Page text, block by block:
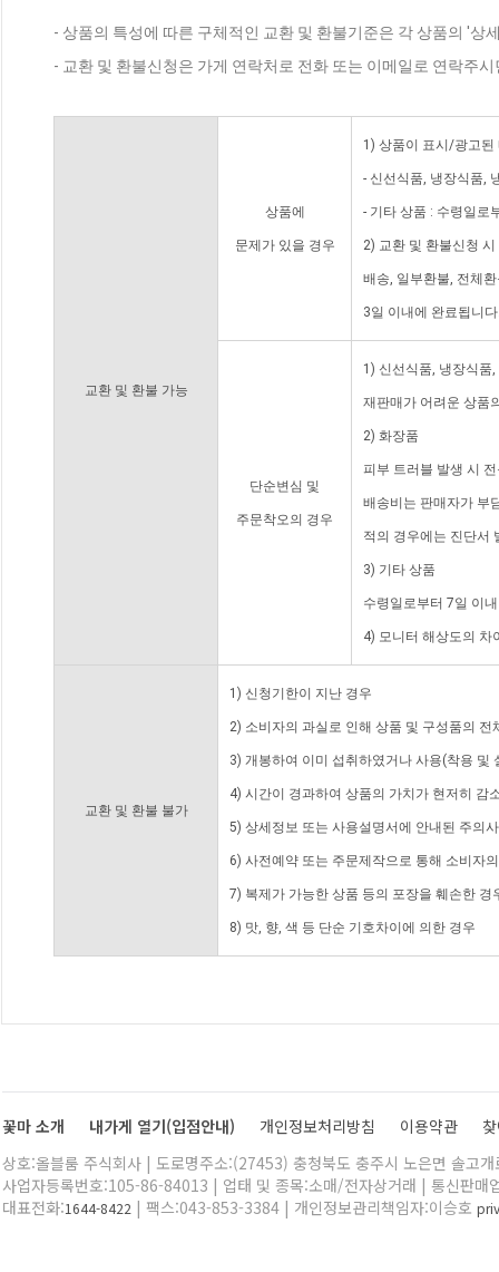
- 상품의 특성에 따른 구체적인 교환 및 환불기준은 각 상품의 '상
- 교환 및 환불신청은 가게 연락처로 전화 또는 이메일로 연락주
교환 및 환불 가능
상품에
문제가 있을 경우
1) 상품이 표시/광고된
- 신선식품, 냉장식품,
- 기타 상품 : 수령일로
2) 교환 및 환불신청
배송, 일부환불, 전체
3일 이내에 완료됩니
단순변심 및
주문착오의 경우
1) 신선식품, 냉장식품
재판매가 어려운 상품
2) 화장품
피부 트러블 발생 시
배송비는 판매자가 부
적의 경우에는 진단서
3) 기타 상품
수령일로부터 7일 이
4) 모니터 해상도의 차
교환 및 환불 불가
1) 신청기한이 지난 경우
2) 소비자의 과실로 인해 상품 및 구성품의
3) 개봉하여 이미 섭취하였거나 사용(착용 및
4) 시간이 경과하여 상품의 가치가 현저히 감
5) 상세정보 또는 사용설명서에 안내된 주의
6) 사전예약 또는 주문제작으로 통해 소비자
7) 복제가 가능한 상품 등의 포장을 훼손한 경
8) 맛, 향, 색 등 단순 기호차이에 의한 경우
꽃마 소개 내가게 열기(입점안내) 개인정보처리방침 이용약관
상호:올블룸 주식회사 | 도로명주소:(27453) 충청북도 충주시 노은면 솔고
사업자등록번호:105-86-84013 | 업태 및 종목:소매/전자상거래 | 통신판매
대표전화:1644-8422 | 팩스:043-853-3384 | 개인정보관리책임자:이승호